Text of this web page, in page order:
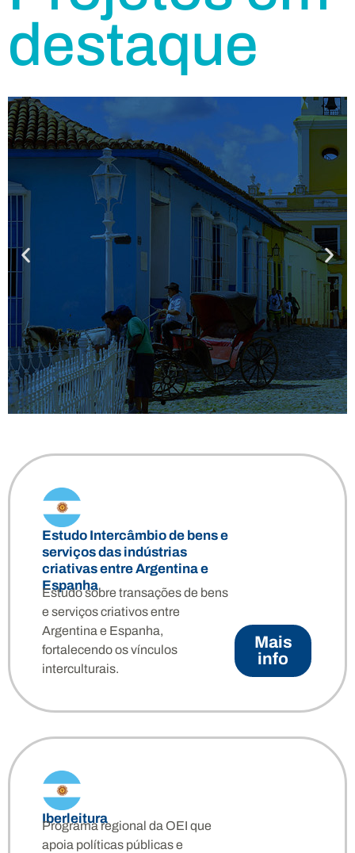
destaque
Interinstitucional sobre Rotas
e Itinerários Culturais Euro-
Ibero-Americanos
Promove e desenvolve iniciativas culturais,
fomentando a criação de rotas baseadas na
diversidade e nos direitos culturais. Busca
melhorar o desenvolvimento sustentável dos
territórios por meio do patrimônio e do
turismo cultural.
Más info
Estudo Intercâmbio de bens e
serviços das indústrias
criativas entre Argentina e
Espanha
Estudo sobre transações de bens
e serviços criativos entre
Argentina e Espanha,
fortalecendo os vínculos
interculturais.
Mais
info
Iberleitura
Programa regional da OEI que
apoia políticas públicas e